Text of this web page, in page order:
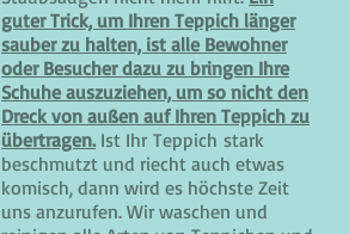
guter Trick, um Ihren Teppich länger
sauber zu halten, ist alle Bewohner
oder Besucher dazu zu bringen Ihre
Schuhe auszuziehen, um so nicht den
Dreck von außen auf Ihren Teppich zu
übertragen.Ist Ihr Teppich stark
beschmutzt und riecht auch etwas
komisch, dann wird es höchste Zeit
uns anzurufen. Wir waschen und